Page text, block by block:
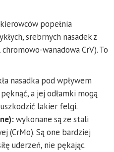
popełnia
srebrnych nasadek z
wanadowa CrV). To
nasadka pod wpływem
a jej odłamki mogą
lakier felgi.
wykonane są ze stali
(CrMo). Są one bardziej
uderzeń, nie pękając.